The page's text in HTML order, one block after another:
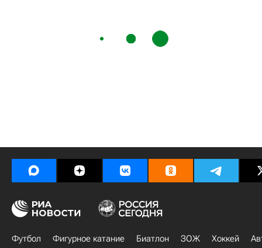
Футбол Фигурное катание Биатлон ЗОЖ Хоккей